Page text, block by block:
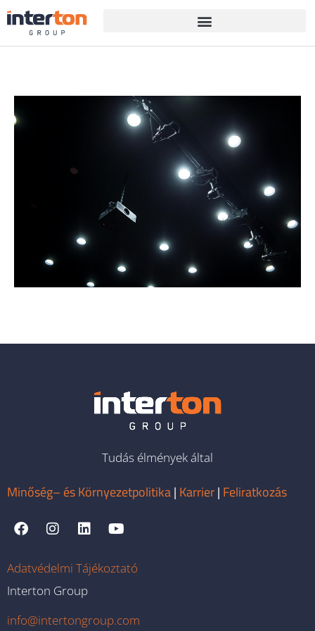
Tudás élmények által
Minőség– és Környezetpolitika| Karrier| Feliratkozás
Adatvédelmi Tájékoztató
Interton Group
info@intertongroup.com